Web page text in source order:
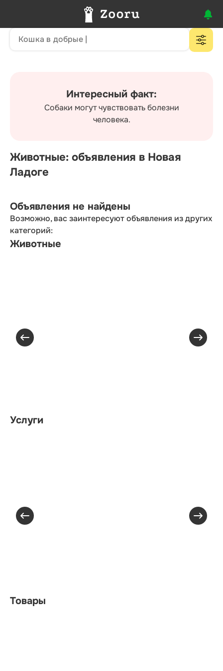
Интересный факт:
Собаки могут чувствовать болезни
человека.
Животные: объявления в Новая
Ладоге
Объявления не найдены
Возможно, вас заинтересуют объявления из других
категорий:
Животные
Услуги
Товары